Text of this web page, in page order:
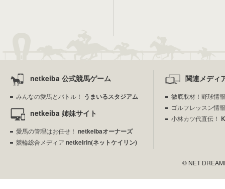
netkeiba 公式競馬ゲーム
みんなの愛馬とバトル！ うまいるスタジアム
netkeiba 姉妹サイト
愛馬の管理はお任せ！ netkeibaオーナーズ
競輪総合メディア netkeirin(ネットケイリン)
関連メディ
徹底取材！野球情
ゴルフレッスン情
小林カツ代直伝！
© NET